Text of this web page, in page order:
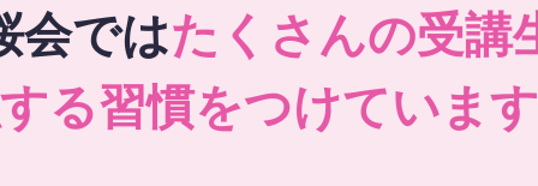
会ではたくさんの受講
る習慣をつけています